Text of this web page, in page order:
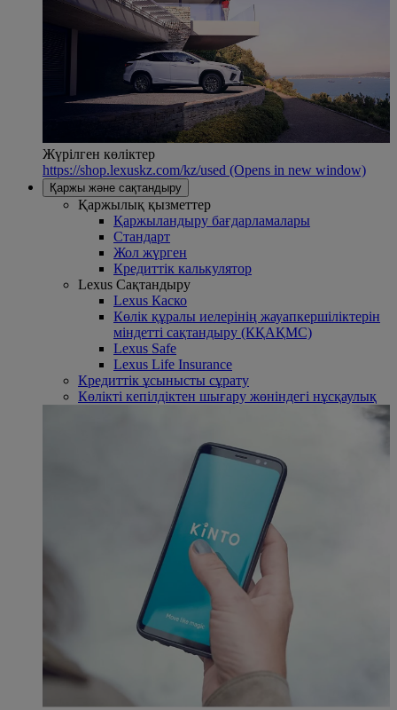
Жүрілген көліктер
https://shop.lexuskz.com/kz/used (Opens in new window)
Қаржы және сақтандыру
Қаржылық қызметтер
Қаржыландыру бағдарламалары
Стандарт
Жол жүрген
Кредиттік калькулятор
Lexus Сақтандыру
Lexus Каско
Көлік құралы иелерінің жауапкершіліктерін
міндетті сақтандыру (КҚАҚМС)
Lexus Safe
Lexus Life Insurance
Кредиттік ұсынысты сұрату
Көлікті кепілдіктен шығару жөніндегі нұсқаулық